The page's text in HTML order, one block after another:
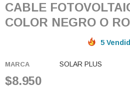
CABLE FOTOVOLTAICO 6MM
COLOR NEGRO O
5
MARCA SOLAR PLUS
$8.950